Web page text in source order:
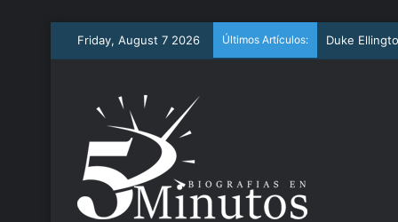
Friday, August 7 2026 Últimos Artículos: Arthur Ashe